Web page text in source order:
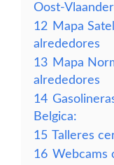
Oost-
12 Mapa
alrededores
13 Mapa
alrededores
14
Belgica:
15 Talleres
16 Webcams